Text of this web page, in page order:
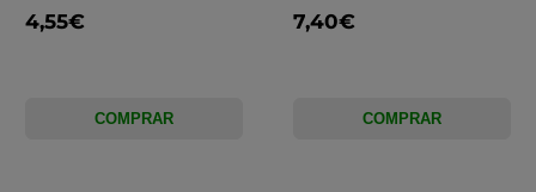
4,55€
COMPRAR
7,40€
COMPRAR